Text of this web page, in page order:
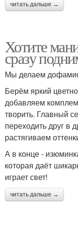
читать дальше →
Хотите
сразу
Мы делаем
Берём яркий
добавляем
творить. Главный
переходить друг в
растягиваем
А в конце -
которая даёт
играет свет!
читать дальше →